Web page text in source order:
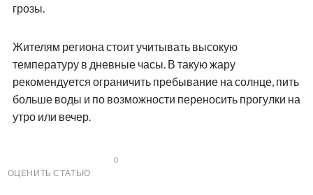
грозы.
Жителям региона стоит учитывать высокую
температуру в дневные часы. В такую жару
рекомендуется ограничить пребывание на солнце, пить
больше воды и по возможности переносить прогулки на
утро или вечер.
ОЦЕНИТЬ СТАТЬЮ
0